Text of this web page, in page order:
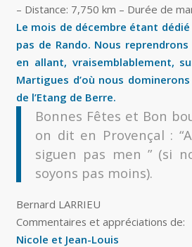
– Distance: 7,750 km – Durée de
Le mois de décembre étant
pas de Rando. Nous
en allant, vraisemblablement,
Martigues d’où nous
de l’Etang de Berre.
Bonnes Fêtes et Bon
on dit en Provençal :
siguen pas men ” (si
soyons pas moins).
Bernard LARRIEU
Commentaires et appréciations de:
Nicole et Jean-Louis